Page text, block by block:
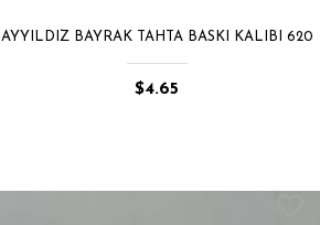
AYYILDIZ BAYRAK TAHTA BASKI KALIBI 620
$4.65